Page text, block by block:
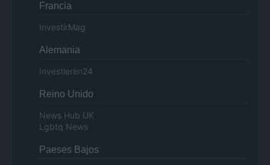
Francia
InvestirMag
Alemania
Investieren24
Reino Unido
News Hub UK
Lgbtq News
Paeses Bajos